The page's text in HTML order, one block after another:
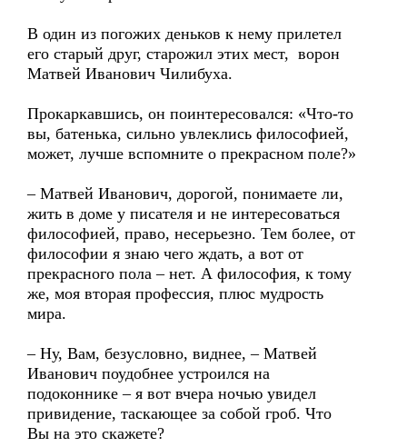
В один из погожих деньков к нему прилетел
его старый друг, старожил этих мест, ворон
Матвей Иванович Чилибуха.
Прокаркавшись, он поинтересовался: «Что-то
вы, батенька, сильно увлеклись философией,
может, лучше вспомните о прекрасном поле?»
– Матвей Иванович, дорогой, понимаете ли,
жить в доме у писателя и не интересоваться
философией, право, несерьезно. Тем более, от
философии я знаю чего ждать, а вот от
прекрасного пола – нет. А философия, к тому
же, моя вторая профессия, плюс мудрость
мира.
– Ну, Вам, безусловно, виднее, – Матвей
Иванович поудобнее устроился на
подоконнике – я вот вчера ночью увидел
привидение, таскающее за собой гроб. Что
Вы на это скажете?